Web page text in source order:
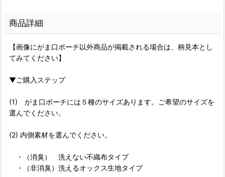
商品詳細
【画像にがま口ポーチ以外商品が掲載される場合は、柄見本とし
てみてください】
▼ご購入ステップ
(1) がま口ポーチには５種のサイズあります。ご希望のサイズを
選んでください。
(2) 内側素材を選んでください。
・（消臭） 洗えない不織布タイプ
・（非消臭）洗えるオックス生地タイプ